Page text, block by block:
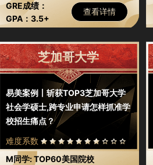
GRE成绩：
330+（线上考
GPA：3.5+
查看详情
芝加哥大学
易美案例丨斩获TOP3芝加哥大学
社会学硕士,跨专业申请怎样抓准学
校招生痛点？
难度系数
M同学: TOP60美国院校